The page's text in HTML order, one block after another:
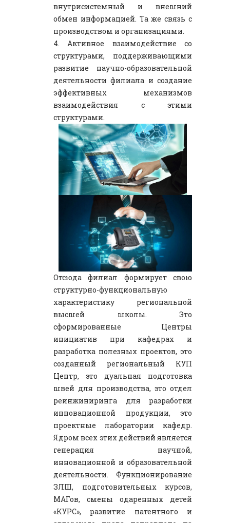
внутрисистемный и внешний
обмен информацией. Та же связь с
производством и организациями.
4. Активное взаимодействие со
структурами, поддерживающими
развитие научно-образовательной
деятельности филиала и создание
эффективных механизмов
взаимодействия с этими
структурами.
Отсюда филиал формирует свою
структурно-функциональную
характеристику региональной
высшей школы. Это
сформированные Центры
инициатив при кафедрах и
разработка полезных проектов, это
созданный региональный КУП
Центр, это дуальная подготовка
швей для производства, это отдел
реинжиниринга для разработки
инновационной продукции, это
проектные лаборатории кафедр.
Ядром всех этих действий является
генерация научной,
инновационной и образовательной
деятельности. Функционирование
ЗЛШ, подготовительных курсов,
МАГов, смены одаренных детей
«КУРС», развитие патентного и